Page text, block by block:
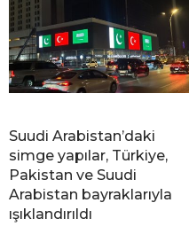
Suudi Arabistan’daki
simge yapılar, Türkiye,
Pakistan ve Suudi
Arabistan bayraklarıyla
ışıklandırıldı